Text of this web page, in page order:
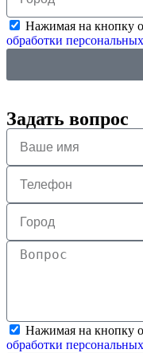
Нажимая на кнопку
обработки
Задать вопрос
Нажимая на кнопку
обработки